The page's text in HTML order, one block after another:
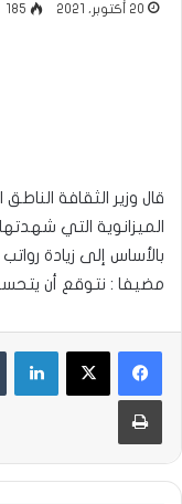
20 أكتوبر، 2021 185
قال وزير الثقافة
الميزانوية التي
بالأساس إلى زيادة
مضيفا : نتوقع أن
طباعة